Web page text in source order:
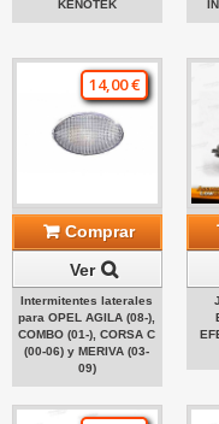
KENOTEK
14,00 €
Comprar
Ver
Intermitentes laterales
para OPEL AGILA (08-),
COMBO (01-), CORSA C
(00-06) y MERIVA (03-
09)